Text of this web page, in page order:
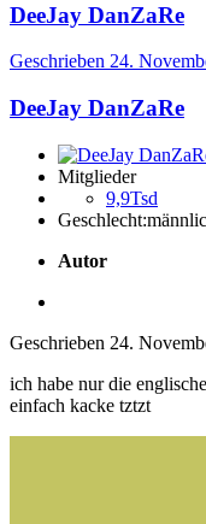
DeeJay DanZaRe
Geschrieben 24.
DeeJay DanZaRe
Mitglieder
9,9Tsd
Geschlecht:
Autor
Geschrieben 24.
ich habe nur die
einfach kacke tztzt